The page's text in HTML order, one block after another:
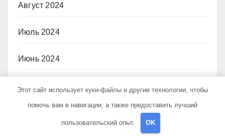
Август 2024
Июль 2024
Июнь 2024
Май 2024
Этот сайт использует куки-файлы и другие технологии, чтобы
помочь вам в навигации, а также предоставить лучший
пользовательский опыт. OK